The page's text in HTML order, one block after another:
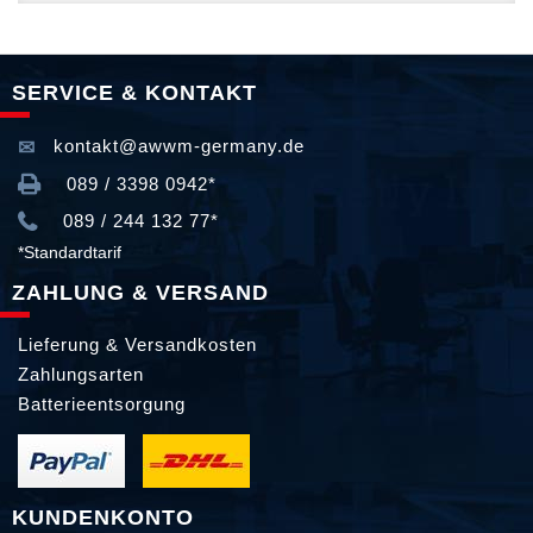
SERVICE & KONTAKT
kontakt@awwm-germany.de
089 / 3398 0942*
089 / 244 132 77*
*Standardtarif
ZAHLUNG & VERSAND
Lieferung & Versandkosten
Zahlungsarten
Batterieentsorgung
KUNDENKONTO